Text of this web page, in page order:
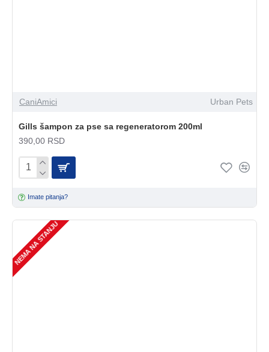
CaniAmici Urban Pets
Gills šampon za pse sa regeneratorom 200ml
390,00 RSD
Imate pitanja?
NEMA NA STANJU